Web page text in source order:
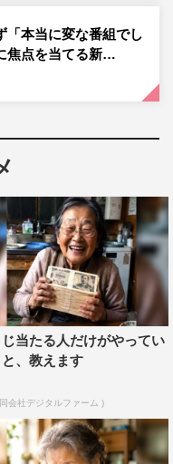
人・山根恵子役で朝加
った恩師・渋川哲治役
、じゅんちゃん3人の
いました。また、先生
たらいいな…と想像し
んは、原作とは異なる
ペースさと効率重視な
がら演じていければと
んちゃんはそれぞれの
か話すとみんなでゆる
ンとっても楽しく撮
萬木先生のゆるゆるさ
るさもぜひ注目してい
「本当に変な番組でし
焦点を当てる新…
当たる人だけがやってい
、教えます
会社デジタルファーム )